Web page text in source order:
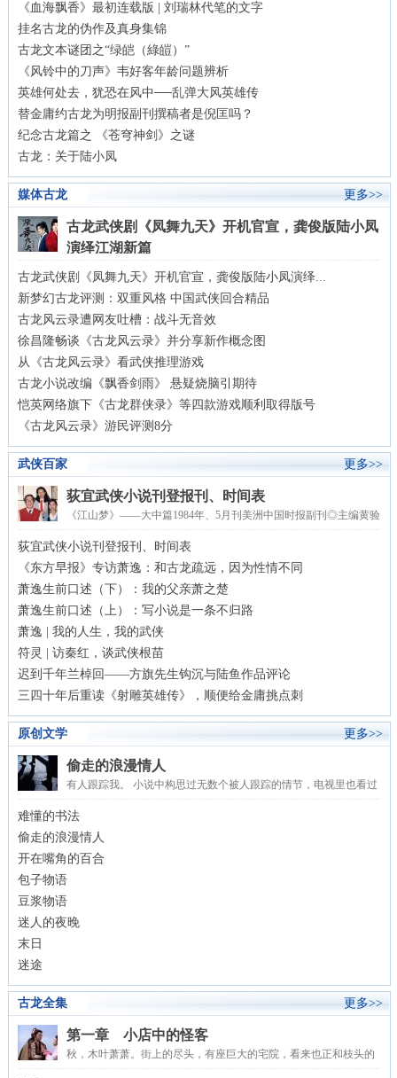
《血海飘香》最初连载版 | 刘瑞林代笔的文字
挂名古龙的伪作及真身集锦
古龙文本谜团之“绿皑（綠皚）”
《风铃中的刀声》韦好客年龄问题辨析
英雄何处去，犹恐在风中──乱弹大风英雄传
替金庸约古龙为明报副刊撰稿者是倪匡吗？
纪念古龙篇之 《苍穹神剑》之谜
古龙：关于陆小凤
媒体古龙 更多>>
古龙武侠剧《凤舞九天》开机官宣，龚俊版陆小凤
演绎江湖新篇
武侠大剧《凤舞九天》正式拉开拍摄帷幕。这部...
古龙武侠剧《凤舞九天》开机官宣，龚俊版陆小凤演绎...
新梦幻古龙评测：双重风格 中国武侠回合精品
古龙风云录遭网友吐槽：战斗无音效
徐昌隆畅谈《古龙风云录》并分享新作概念图
从《古龙风云录》看武侠推理游戏
古龙小说改编《飘香剑雨》 悬疑烧脑引期待
恺英网络旗下《古龙群侠录》等四款游戏顺利取得版号
《古龙风云录》游民评测8分
武侠百家 更多>>
荻宜武侠小说刊登报刊、时间表
《江山梦》——大中篇1984年、5月刊美洲中国时报副刊◎主编黄验
荻宜武侠小说刊登报刊、时间表
《东方早报》专访萧逸：和古龙疏远，因为性情不同
萧逸生前口述（下）：我的父亲萧之楚
萧逸生前口述（上）：写小说是一条不归路
萧逸 | 我的人生，我的武侠
符灵 | 访秦红，谈武侠根苗
迟到千年兰棹回——方旗先生钩沉与陆鱼作品评论
三四十年后重读《射雕英雄传》，顺便给金庸挑点刺
原创文学 更多>>
偷走的浪漫情人
有人跟踪我。 小说中构思过无数个被人跟踪的情节，电视里也看过
难懂的书法
偷走的浪漫情人
开在嘴角的百合
包子物语
豆浆物语
迷人的夜晚
末日
迷途
古龙全集 更多>>
第一章 小店中的怪客
秋，木叶萧萧。街上的尽头，有座巨大的宅院，看来也正和枝头的